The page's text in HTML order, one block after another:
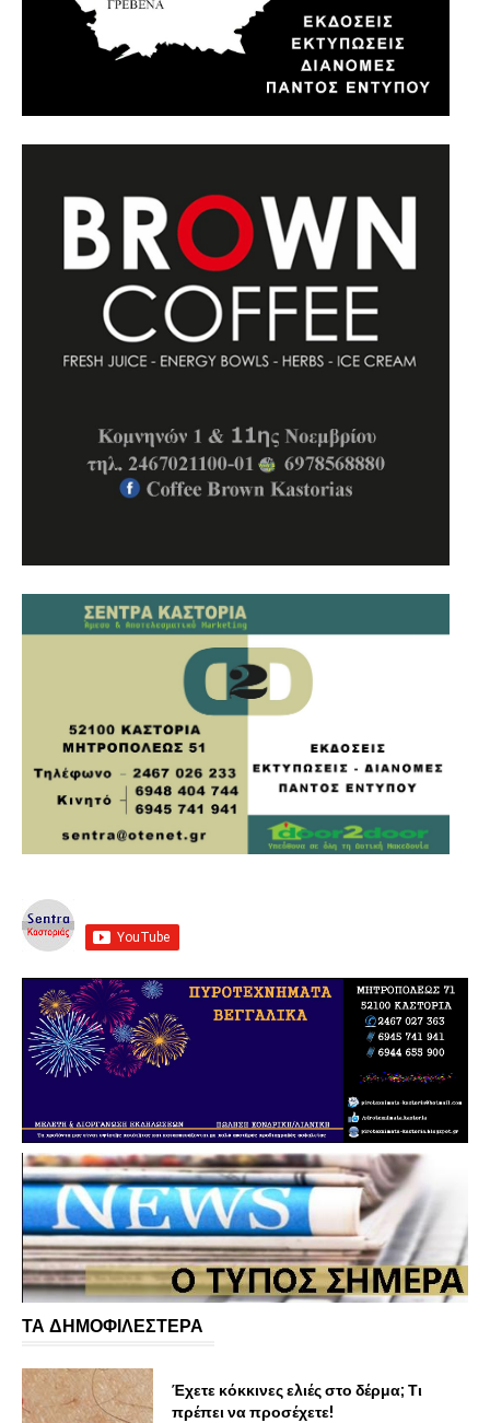
ΤΑ ΔΗΜΟΦΙΛΕΣΤΕΡΑ
Έχετε κόκκινες ελιές στο δέρμα; Τι
πρέπει να προσέχετε!